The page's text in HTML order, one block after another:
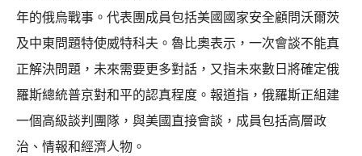
年的俄烏戰事。代表團成員包括美國國家安全顧問沃爾茨
及中東問題特使威特科夫。魯比奧表示，一次會談不能真
正解決問題，未來需要更多對話，又指未來數日將確定俄
羅斯總統普京對和平的認真程度。報道指，俄羅斯正組建
一個高級談判團隊，與美國直接會談，成員包括高層政
治、情報和經濟人物。